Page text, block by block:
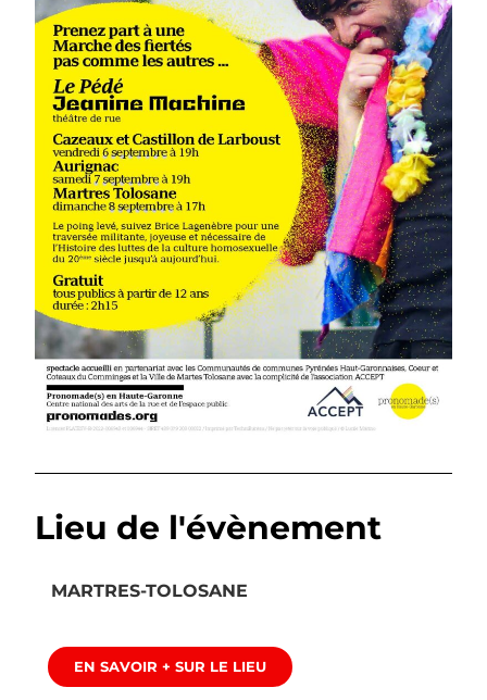
Lieu de l'évènement
MARTRES-TOLOSANE
EN SAVOIR + SUR LE LIEU